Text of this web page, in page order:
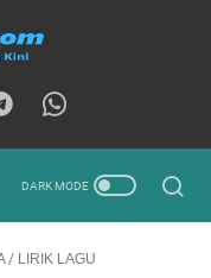
/ LIRIK LAGU